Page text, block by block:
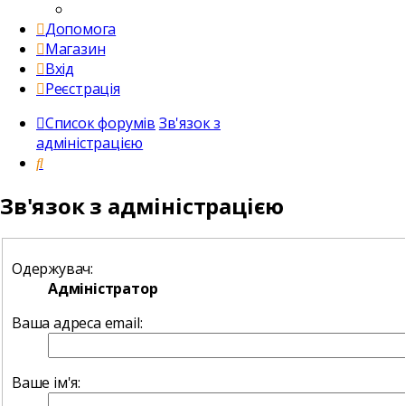
Допомога
Магазин
Вхід
Реєстрація
Список форумів Зв'язок з
адміністрацією
Пошук
Зв'язок з адміністрацією
Одержувач:
Адміністратор
Ваша адреса email:
Ваше ім'я: